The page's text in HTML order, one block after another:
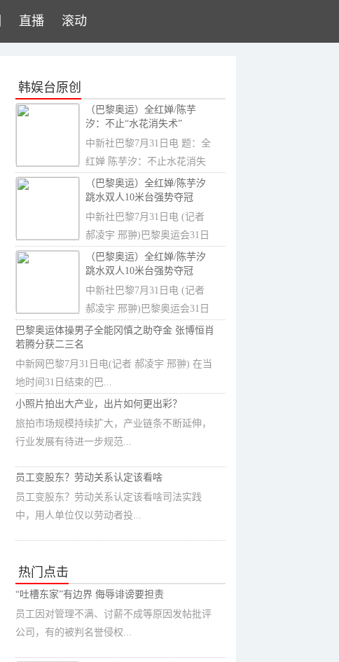
直播 滚动
韩娱台原创
（巴黎奥运）全红婵/陈芋
汐：不止“水花消失术”
中新社巴黎7月31日电 题：全
红婵 陈芋汐：不止水花消失
术中新社记...
（巴黎奥运）全红婵/陈芋汐
跳水双人10米台强势夺冠
中新社巴黎7月31日电 (记者
郝凌宇 邢翀)巴黎奥运会31日
决出跳水...
（巴黎奥运）全红婵/陈芋汐
跳水双人10米台强势夺冠
中新社巴黎7月31日电 (记者
郝凌宇 邢翀)巴黎奥运会31日
决出跳水...
巴黎奥运体操男子全能冈慎之助夺金 张博恒肖
若腾分获二三名
中新网巴黎7月31日电(记者 郝凌宇 邢翀) 在当
地时间31日结束的巴...
小照片拍出大产业，出片如何更出彩？
旅拍市场规模持续扩大，产业链条不断延伸，
行业发展有待进一步规范...
员工变股东？劳动关系认定该看啥
员工变股东？劳动关系认定该看啥司法实践
中，用人单位仅以劳动者投...
热门点击
“吐槽东家”有边界 侮辱诽谤要担责
员工因对管理不满、讨薪不成等原因发帖批评
公司，有的被判名誉侵权...